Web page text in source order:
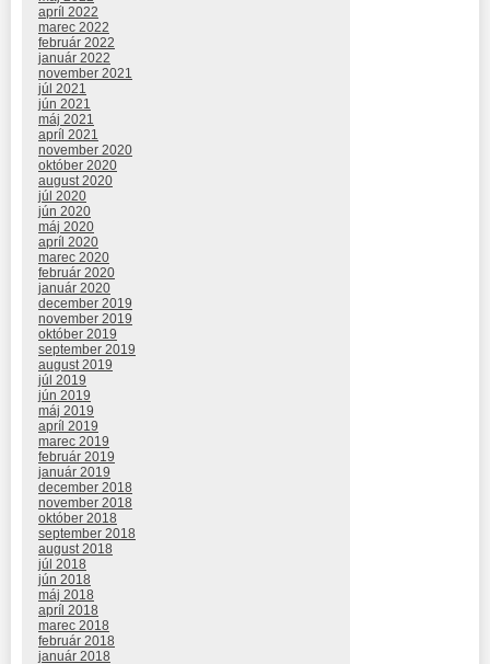
apríl 2022
marec 2022
február 2022
január 2022
november 2021
júl 2021
jún 2021
máj 2021
apríl 2021
november 2020
október 2020
august 2020
júl 2020
jún 2020
máj 2020
apríl 2020
marec 2020
február 2020
január 2020
december 2019
november 2019
október 2019
september 2019
august 2019
júl 2019
jún 2019
máj 2019
apríl 2019
marec 2019
február 2019
január 2019
december 2018
november 2018
október 2018
september 2018
august 2018
júl 2018
jún 2018
máj 2018
apríl 2018
marec 2018
február 2018
január 2018